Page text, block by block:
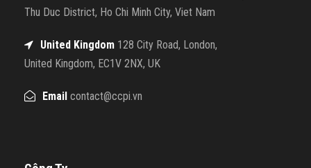
Thu Duc District, Ho Chi Minh City, Viet Nam
United Kingdom 128 City Road, London,
United Kingdom, EC1V 2NX, UK
Email contact@ccpi.vn